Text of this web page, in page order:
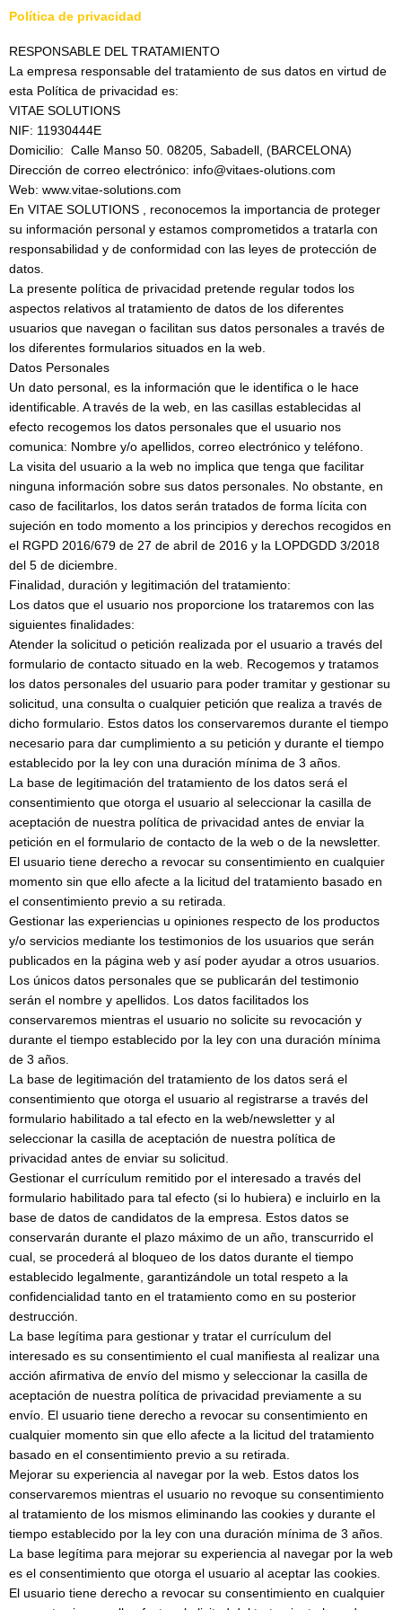
Política de privacidad
RESPONSABLE DEL TRATAMIENTO
La empresa responsable del tratamiento de sus datos en virtud de
esta Política de privacidad es:
VITAE SOLUTIONS
NIF: 11930444E
Domicilio: Calle Manso 50. 08205, Sabadell, (BARCELONA)
Dirección de correo electrónico: info@vitaes-olutions.com
Web: www.vitae-solutions.com
En VITAE SOLUTIONS , reconocemos la importancia de proteger
su información personal y estamos comprometidos a tratarla con
responsabilidad y de conformidad con las leyes de protección de
datos.
La presente política de privacidad pretende regular todos los
aspectos relativos al tratamiento de datos de los diferentes
usuarios que navegan o facilitan sus datos personales a través de
los diferentes formularios situados en la web.
Datos Personales
Un dato personal, es la información que le identifica o le hace
identificable. A través de la web, en las casillas establecidas al
efecto recogemos los datos personales que el usuario nos
comunica: Nombre y/o apellidos, correo electrónico y teléfono.
La visita del usuario a la web no implica que tenga que facilitar
ninguna información sobre sus datos personales. No obstante, en
caso de facilitarlos, los datos serán tratados de forma lícita con
sujeción en todo momento a los principios y derechos recogidos en
el RGPD 2016/679 de 27 de abril de 2016 y la LOPDGDD 3/2018
del 5 de diciembre.
Finalidad, duración y legitimación del tratamiento:
Los datos que el usuario nos proporcione los trataremos con las
siguientes finalidades:
Atender la solicitud o petición realizada por el usuario a través del
formulario de contacto situado en la web. Recogemos y tratamos
los datos personales del usuario para poder tramitar y gestionar su
solicitud, una consulta o cualquier petición que realiza a través de
dicho formulario. Estos datos los conservaremos durante el tiempo
necesario para dar cumplimiento a su petición y durante el tiempo
establecido por la ley con una duración mínima de 3 años.
La base de legitimación del tratamiento de los datos será el
consentimiento que otorga el usuario al seleccionar la casilla de
aceptación de nuestra política de privacidad antes de enviar la
petición en el formulario de contacto de la web o de la newsletter.
El usuario tiene derecho a revocar su consentimiento en cualquier
momento sin que ello afecte a la licitud del tratamiento basado en
el consentimiento previo a su retirada.
Gestionar las experiencias u opiniones respecto de los productos
y/o servicios mediante los testimonios de los usuarios que serán
publicados en la página web y así poder ayudar a otros usuarios.
Los únicos datos personales que se publicarán del testimonio
serán el nombre y apellidos. Los datos facilitados los
conservaremos mientras el usuario no solicite su revocación y
durante el tiempo establecido por la ley con una duración mínima
de 3 años.
La base de legitimación del tratamiento de los datos será el
consentimiento que otorga el usuario al registrarse a través del
formulario habilitado a tal efecto en la web/newsletter y al
seleccionar la casilla de aceptación de nuestra política de
privacidad antes de enviar su solicitud.
Gestionar el currículum remitido por el interesado a través del
formulario habilitado para tal efecto (si lo hubiera) e incluirlo en la
base de datos de candidatos de la empresa. Estos datos se
conservarán durante el plazo máximo de un año, transcurrido el
cual, se procederá al bloqueo de los datos durante el tiempo
establecido legalmente, garantizándole un total respeto a la
confidencialidad tanto en el tratamiento como en su posterior
destrucción.
La base legítima para gestionar y tratar el currículum del
interesado es su consentimiento el cual manifiesta al realizar una
acción afirmativa de envío del mismo y seleccionar la casilla de
aceptación de nuestra política de privacidad previamente a su
envío. El usuario tiene derecho a revocar su consentimiento en
cualquier momento sin que ello afecte a la licitud del tratamiento
basado en el consentimiento previo a su retirada.
Mejorar su experiencia al navegar por la web. Estos datos los
conservaremos mientras el usuario no revoque su consentimiento
al tratamiento de los mismos eliminando las cookies y durante el
tiempo establecido por la ley con una duración mínima de 3 años.
La base legítima para mejorar su experiencia al navegar por la web
es el consentimiento que otorga el usuario al aceptar las cookies.
El usuario tiene derecho a revocar su consentimiento en cualquier